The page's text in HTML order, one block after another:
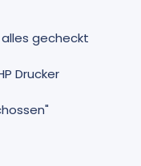
alles gecheckt
Drucker